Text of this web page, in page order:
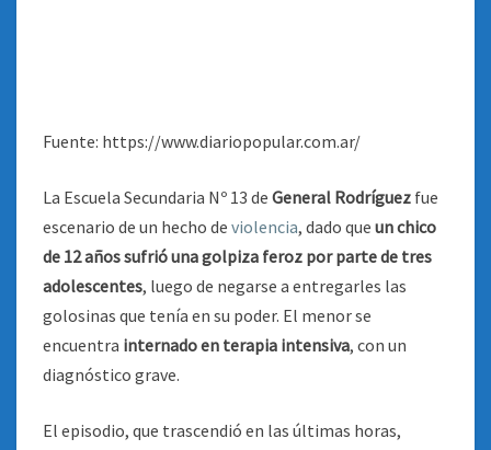
Fuente: https://www.diariopopular.com.ar/
La Escuela Secundaria Nº 13 de General Rodríguez fue
escenario de un hecho de violencia, dado que un chico
de 12 años sufrió una golpiza feroz por parte de tres
adolescentes, luego de negarse a entregarles las
golosinas que tenía en su poder. El menor se
encuentra internado en terapia intensiva, con un
diagnóstico grave.
El episodio, que trascendió en las últimas horas,